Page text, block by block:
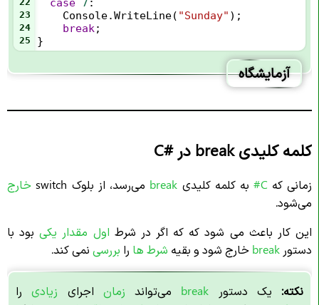
case 7 :
23 Console.WriteLine( "Sunday" );
24 break;
25 }
آزمایشگاه
کلمه کلیدی break در C#
زمانی که به کلمه کلیدی break می‌رسد، از بلوک switch
خارج
می‌شود.
این کار باعث می شود که که اگر در شرط اول مقدار یکی بود با
دستور break خارج شود و بقیه شرط ها را بررسی نمی کند.
نکته: یک دستور break می‌تواند زمان اجرای زیادی را